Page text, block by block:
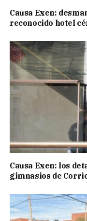
Causa Exen:
reconocido hotel
Causa Exen: los
gimnasios de